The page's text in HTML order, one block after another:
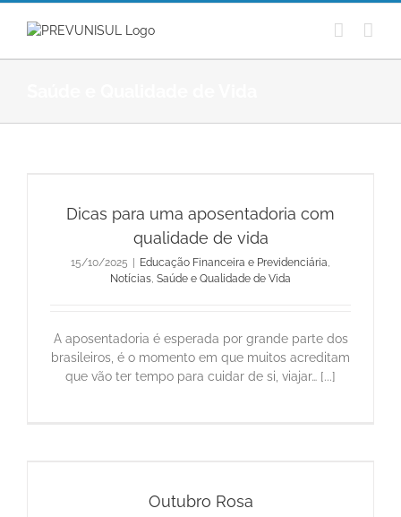
Ir
conteúdo
Dicas para uma aposentadoria com
qualidade de vida
15/10/2025 Educação Financeira e Previdenciária,
Notícias, Saúde e Qualidade de Vida
A aposentadoria é esperada por grande parte dos
brasileiros, é o momento em que muitos acreditam
que vão ter tempo para cuidar de si, viajar… [...]
Outubro Rosa